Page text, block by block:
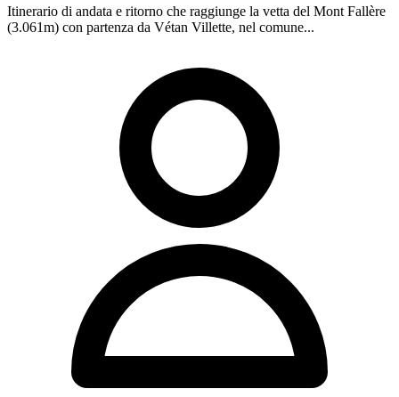
Itinerario di andata e ritorno che raggiunge la vetta del Mont Fallère
(3.061m) con partenza da Vétan Villette, nel comune...